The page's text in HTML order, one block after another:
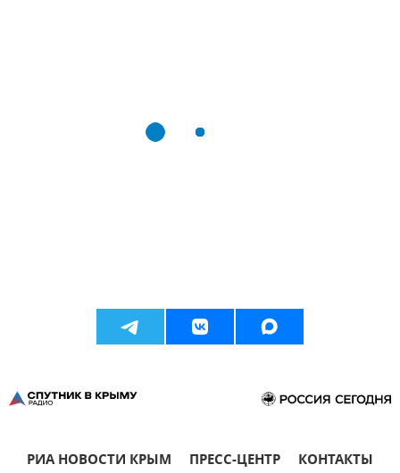
РИА НОВОСТИ КРЫМ ПРЕСС-ЦЕНТР КОНТАКТЫ